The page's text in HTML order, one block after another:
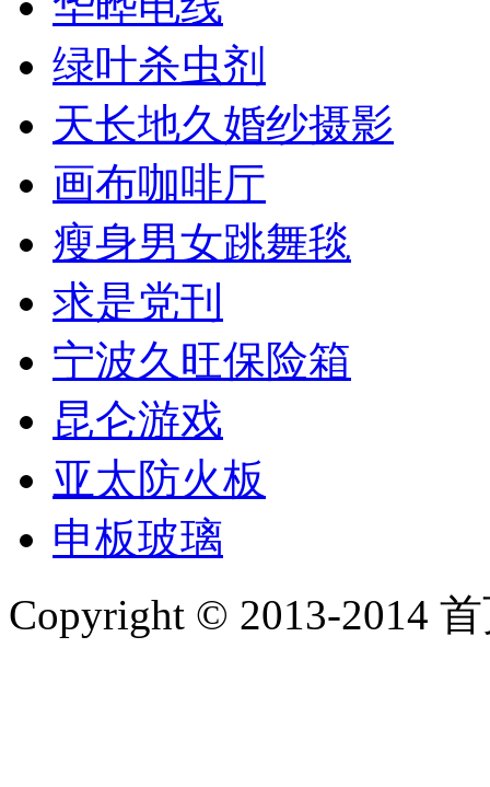
绿叶杀虫剂
天长地久婚纱摄影
画布咖啡厅
瘦身男女跳舞毯
求是党刊
宁波久旺保险箱
昆仑游戏
亚太防火板
申板玻璃
Copyright © 2013-2014